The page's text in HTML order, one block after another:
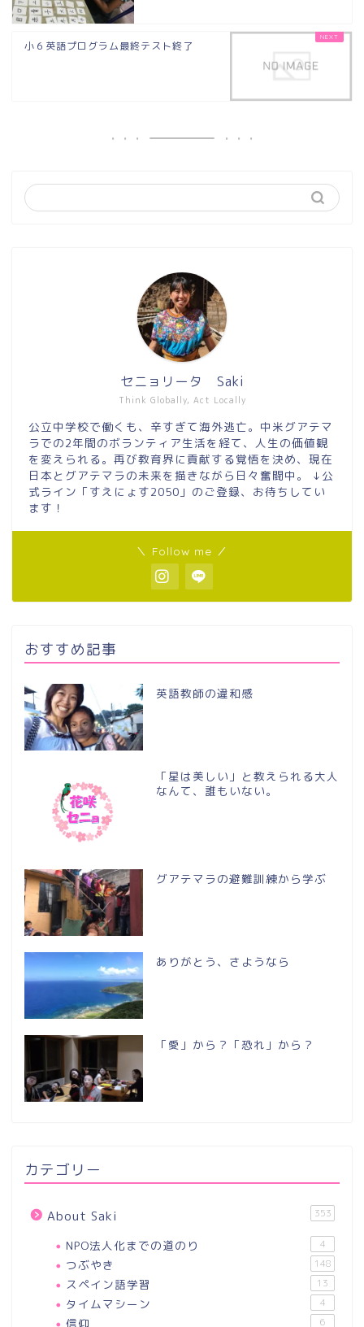
小６英語プログラム最終テスト終了
Think Globally, Act Locally
セニョリータ Saki
公立中学校で働くも、辛すぎて海外逃亡。中米グアテマ
ラでの2年間のボランティア生活を経て、人生の価値観
を変えられる。再び教育界に貢献する覚悟を決め、現在
日本とグアテマラの未来を描きながら日々奮闘中。 ↓公
式ライン「すえにょす2050」のご登録、お待ちしてい
ます！
＼ Follow me ／
おすすめ記事
英語教師の違和感
「星は美しい」と教えられる大人
なんて、誰もいない。
グアテマラの避難訓練から学ぶ
ありがとう、さようなら
「愛」から？「恐れ」から？
カテゴリー
About Saki 353
NPO法人化までの道のり 4
つぶやき 148
スペイン語学習 13
タイムマシーン 4
信仰 6